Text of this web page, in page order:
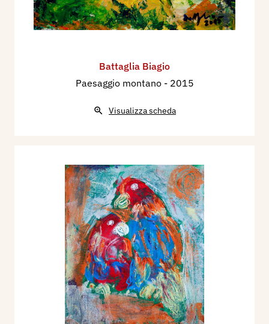
Battaglia Biagio
Paesaggio montano - 2015
Visualizza scheda